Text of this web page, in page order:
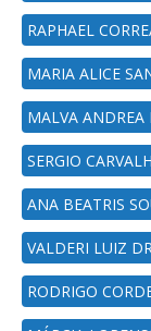
RAPHAEL
MARIA ALICE
MALVA ANDREA
SERGIO
ANA BEATRIS
VALDERI LUIZ
RODRIGO